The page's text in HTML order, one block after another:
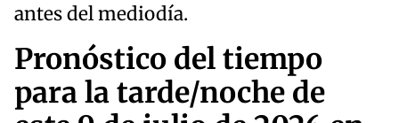
antes del mediodía.
Pronóstico del tiempo
para la tarde/noche de